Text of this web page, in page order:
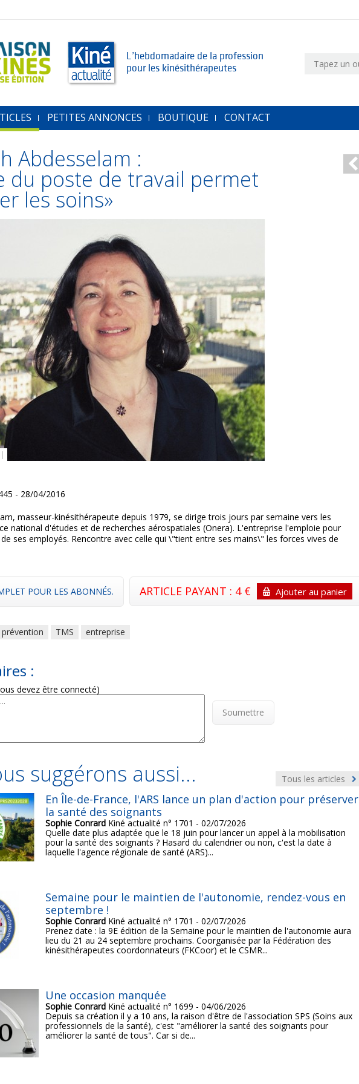
L’hebdomadaire de la profession
pour les kinésithérapeutes
PETITES ANNONCES BOUTIQUE CONTACT
Abdesselam :
du poste de travail permet
les soins»
- 28/04/2016
masseur-kinésithérapeute depuis 1979, se dirige trois jours par semaine vers les
national d'études et de recherches aérospatiales (Onera). L'entreprise l'emploie pour
ses employés. Rencontre avec celle qui \"tient entre ses mains\" les forces vives de
POUR LES ABONNÉS. ARTICLE PAYANT : 4 € Ajouter au panier
prévention TMS entreprise
:
devez être connecté)
Soumettre
Tous les articles
suggérons aussi...
En Île-de-France, l'ARS lance un plan d'action pour préserver
la santé des soignants
Sophie ConrardKiné actualité n° 1701 - 02/07/2026
Quelle date plus adaptée que le 18 juin pour lancer un appel à la mobilisation
pour la santé des soignants ? Hasard du calendrier ou non, c'est la date à
laquelle l'agence régionale de santé (ARS)...
Semaine pour le maintien de l'autonomie, rendez-vous en
septembre !
Sophie ConrardKiné actualité n° 1701 - 02/07/2026
Prenez date : la 9E édition de la Semaine pour le maintien de l'autonomie aura
lieu du 21 au 24 septembre prochains. Coorganisée par la Fédération des
kinésithérapeutes coordonnateurs (FKCoor) et le CSMR...
Une occasion manquée
Sophie ConrardKiné actualité n° 1699 - 04/06/2026
Depuis sa création il y a 10 ans, la raison d'être de l'association SPS (Soins aux
professionnels de la santé), c'est "améliorer la santé des soignants pour
améliorer la santé de tous". Car si de...